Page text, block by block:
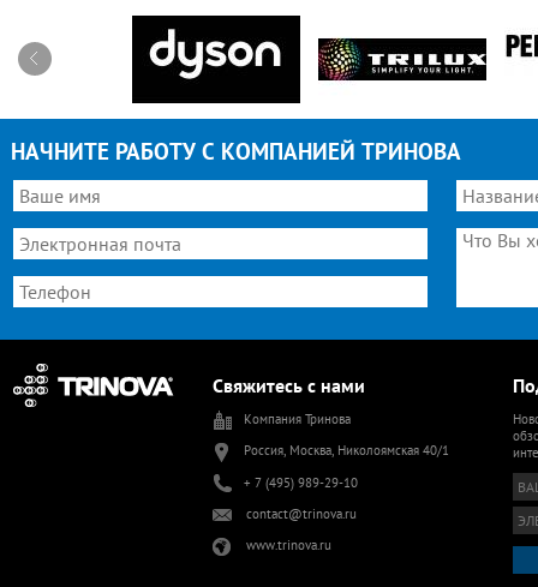
НАЧНИТЕ РАБОТУ С КОМПАНИЕЙ ТРИНОВА
Свяжитесь с нами
Компания Тринова
Россия, Москва, Николоямская 40/1
+ 7 (495) 989-29-10
contact@trinova.ru
www.trinova.ru